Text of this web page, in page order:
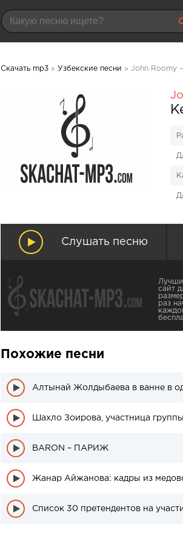
Скачать mp3 » Узбекские песни » John Roomy
Слушать песню
сайт
раз
Похожие песни
Алтынай Жолдыбаева в ванне в
Шахло Зоирова, участница
BARON – ПАРИЖ
Жанар Айжанова: кадры из